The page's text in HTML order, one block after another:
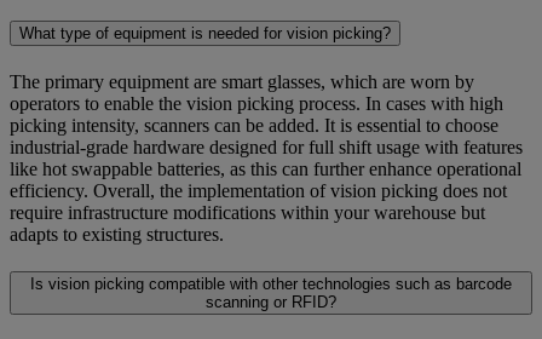
What type of equipment is needed for vision picking?
The primary equipment are smart glasses, which are worn by
operators to enable the vision picking process. In cases with high
picking intensity, scanners can be added. It is essential to choose
industrial-grade hardware designed for full shift usage with features
like hot swappable batteries, as this can further enhance operational
efficiency. Overall, the implementation of vision picking does not
require infrastructure modifications within your warehouse but
adapts to existing structures.
Is vision picking compatible with other technologies such as barcode
scanning or RFID?